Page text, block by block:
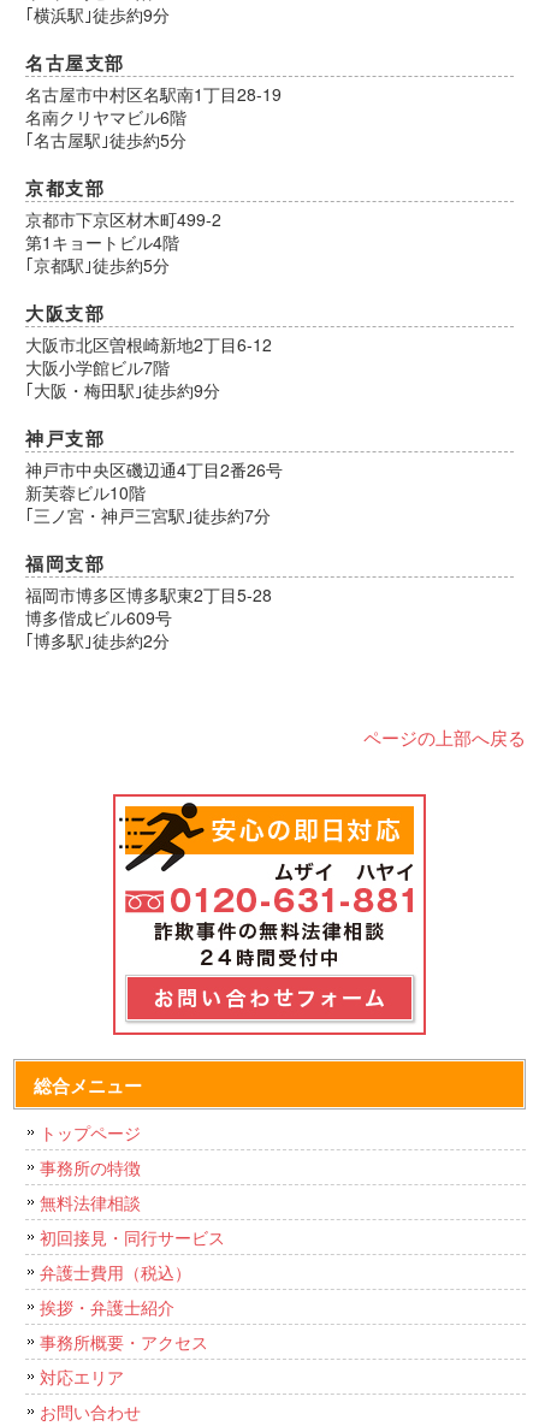
｢横浜駅｣徒歩約9分
名古屋支部
名古屋市中村区名駅南1丁目28-19
名南クリヤマビル6階
｢名古屋駅｣徒歩約5分
京都支部
京都市下京区材木町499-2
第1キョートビル4階
｢京都駅｣徒歩約5分
大阪支部
大阪市北区曽根崎新地2丁目6-12
大阪小学館ビル7階
｢大阪・梅田駅｣徒歩約9分
神戸支部
神戸市中央区磯辺通4丁目2番26号
新芙蓉ビル10階
｢三ノ宮・神戸三宮駅｣徒歩約7分
福岡支部
福岡市博多区博多駅東2丁目5-28
博多偕成ビル609号
｢博多駅｣徒歩約2分
ページの上部へ戻る
総合メニュー
トップページ
事務所の特徴
無料法律相談
初回接見・同行サービス
弁護士費用（税込）
挨拶・弁護士紹介
事務所概要・アクセス
対応エリア
お問い合わせ